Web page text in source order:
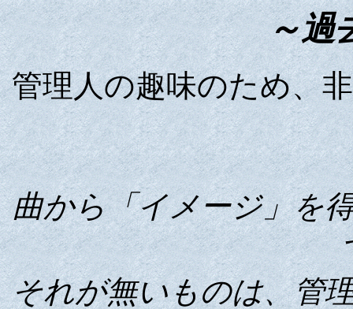
～過
管理人の趣味のため、
曲から「イメージ」を
それが無いものは、管